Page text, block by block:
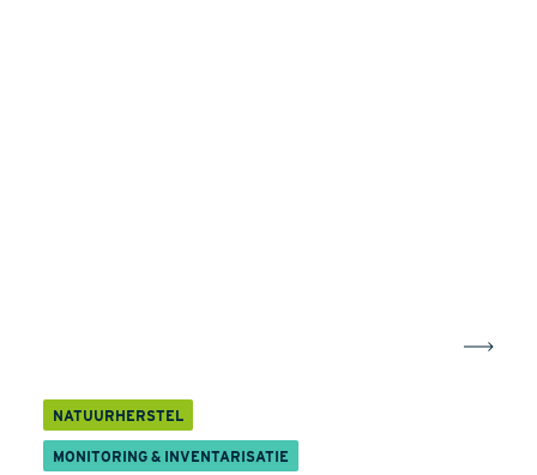
NATUURHERSTEL
MONITORING & INVENTARISATIE